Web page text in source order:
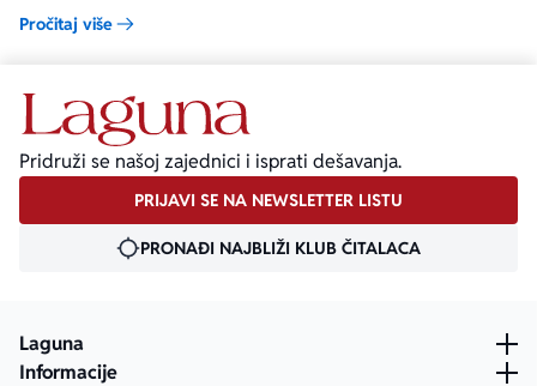
moći da se kupi na specijalnom popustu od 30%. Uz ovaj popust ne
Pročitaj više
Pridruži se našoj zajednici i isprati dešavanja.
PRIJAVI SE NA NEWSLETTER LISTU
PRONAĐI NAJBLIŽI KLUB ČITALACA
Laguna
Informacije